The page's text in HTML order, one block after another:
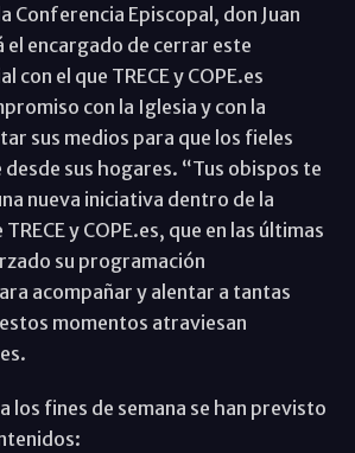
Conferencia Episcopal, don Juan
el encargado de cerrar este
con el que TRECE y COPE.es
con la Iglesia y con la
sus medios para que los fieles
sus hogares. “Tus obispos te
nueva iniciativa dentro de la
y COPE.es, que en las últimas
su programación
acompañar y alentar a tantas
momentos atraviesan
los fines de semana se han previsto